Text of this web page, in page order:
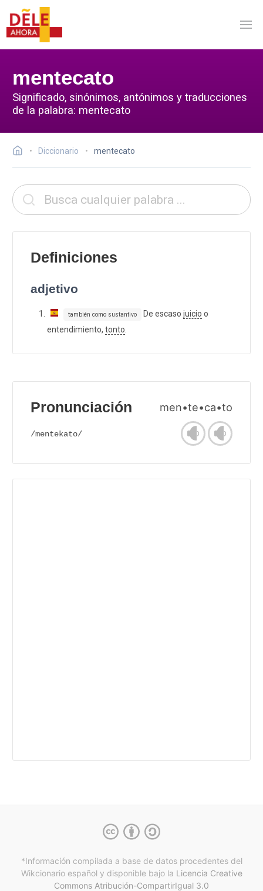
mentecato
Significado, sinónimos, antónimos y traducciones
de la palabra: mentecato
Diccionario mentecato
Definiciones
adjetivo
también como sustantivo De escaso juicio o
entendimiento, tonto
Pronunciación men•te•ca•to
/mentekato/
*Información compilada a base de datos procedentes del
Wikcionario español y disponible bajo la Licencia Creative
Commons Atribución-CompartirIgual 3.0